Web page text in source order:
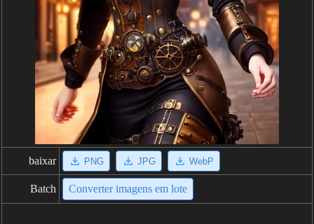
baixar PNG JPG WebP
Batch Converter imagens em lote